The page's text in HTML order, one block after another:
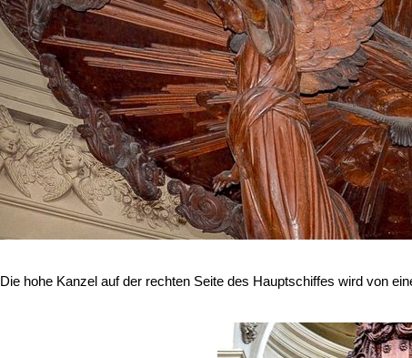
Die hohe Kanzel auf der rechten Seite des Hauptschiffes wird von